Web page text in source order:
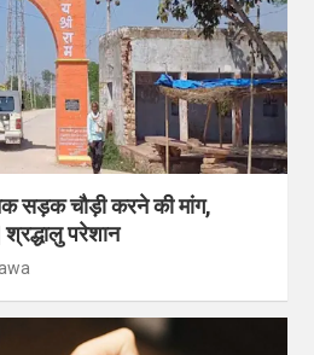
सड़क चौड़ी करने की मांग,
परेशान